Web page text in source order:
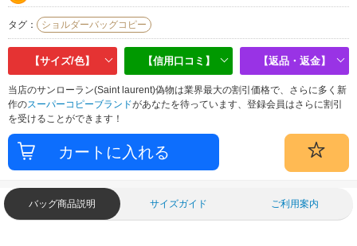
タグ： ショルダーバッグコピー
【サイズ/色】 【信用口コミ】 【返品・返金】
当店のサンローラン(Saint laurent)偽物は業界最大の割引価格で、さらに多く新
作のスーパーコピーブランドがあなたを待っています、登録会員はさらに割引
を受けることができます！
バッグ商品説明 サイズガイド ご利用案内